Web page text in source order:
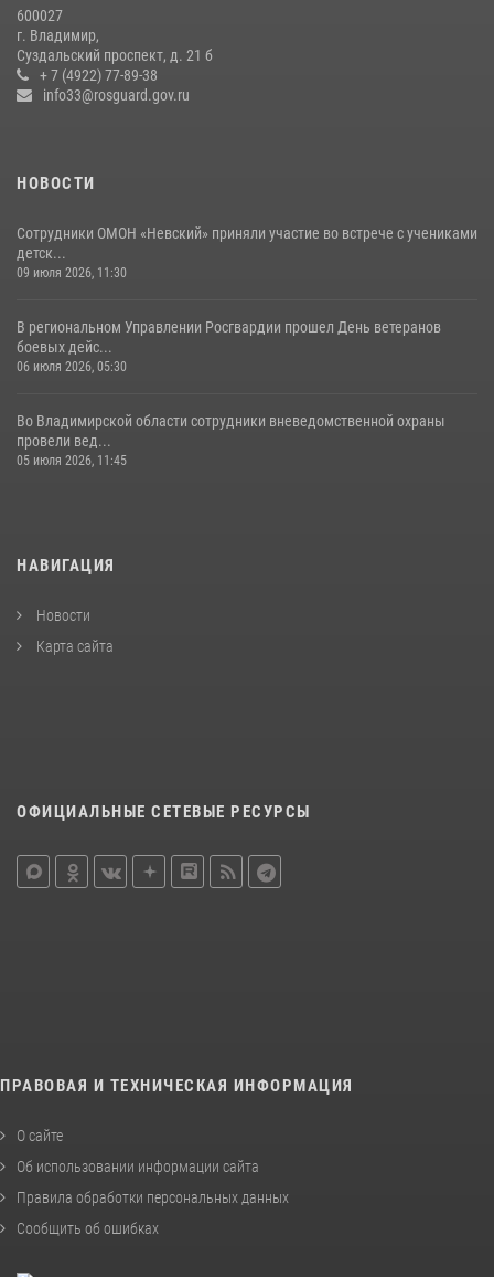
15 июля 2026, 09:05
Владимирские Росгвардейцы обеспечили правопорядок при
проведении «Дня огурца» в Суздале
600027
г. Владимир,
Суздальский проспект, д. 21 б
+ 7 (4922) 77-89-38
info33@rosguard.gov.ru
НОВОСТИ
Сотрудники ОМОН «Невский» приняли участие во встрече с учениками
детск...
09 июля 2026, 11:30
В региональном Управлении Росгвардии прошел День ветеранов
боевых дейс...
06 июля 2026, 05:30
Во Владимирской области сотрудники вневедомственной охраны
провели вед...
05 июля 2026, 11:45
НАВИГАЦИЯ
Новости
Карта сайта
ОФИЦИАЛЬНЫЕ СЕТЕВЫЕ РЕСУРСЫ
ПРАВОВАЯ И ТЕХНИЧЕСКАЯ ИНФОРМАЦИЯ
О сайте
Об использовании информации сайта
Правила обработки персональных данных
Сообщить об ошибках